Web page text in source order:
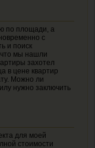
по площади, а
с
и поиск
мы нашли
захотел
в цене квартир
Можно ли
нужно заключить
для моей
стоимости